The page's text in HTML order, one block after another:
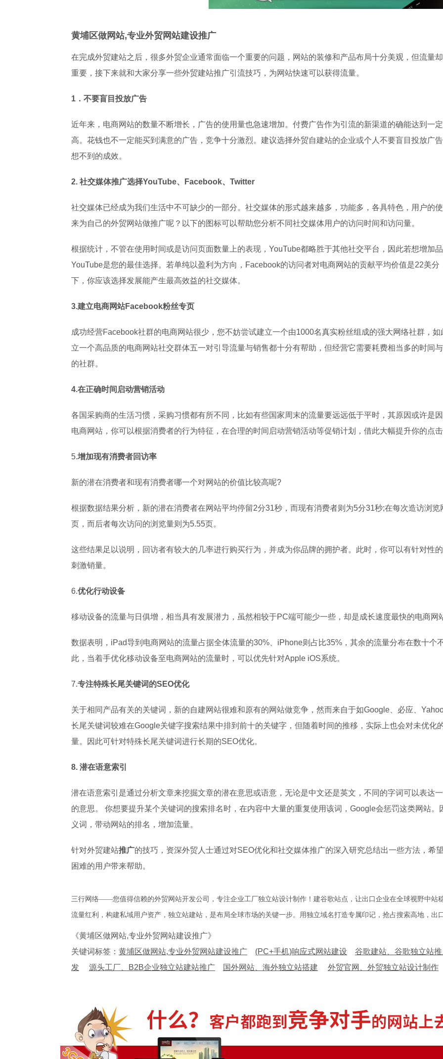
黄埔区做网站,专业外贸网站建设推广
在完成外贸建站之后，很多外贸企业通常面临一个重要的问题，网站的装修和产品布局十分美观，但流量
重要，接下来就和大家分享一些外贸建站推广引流技巧，为网站快速可以获得流量。
1．不要盲目投放广告
近年来，电商网站的数量不断增长，广告的使用量也急速增加。付费广告作为引流的新渠道的确能达到一
高。花钱也不一定能买到满意的广告，竞争十分激烈。建议选择外贸自建站的企业或个人不要盲目投放广
想不到的成效。
2. 社交媒体推广选择YouTube、Facebook、Twitter
社交媒体已经成为我们生活中不可缺少的一部分。社交媒体的形式越来越多，功能多，各具特色，用户的
来为自己的外贸网站做推广呢？以下的图标可以帮助您分析不同社交媒体用户的访问时间和访问量。
根据统计，不管在使用时间或是访问页面数量上的表现，YouTube都略胜于其他社交平台，因此若想增加
YouTube是您的最佳选择。若单纯以盈利为方向，Facebook的访问者对电商网站的贡献平均价值是22美
下，你应该选择发展能产生最高效益的社交媒体。
3.建立电商网站Facebook粉丝专页
成功经营Facebook社群的电商网站很少，您不妨尝试建立一个由1000名真实粉丝组成的强大网络社群，
立一个高品质的电商网站社交群体五一对引导流量与销售都十分有帮助，但经营它需要耗费相当多的时间
的社群。
4.在正确时间启动营销活动
各国采购商的生活习惯，采购习惯都有所不同，比如有些国家周末的流量要远远低于平时，其原因或许是
电商网站，你可以根据消费者的行为特征，在合理的时间启动营销活动等促销计划，借此大幅提升你的点
5.增加现有消费者回访率
新的潜在消费者和现有消费者哪一个对网站的价值比较高呢?
根据数据结果分析，新的潜在消费者在网站平均停留2分31秒，而现有消费者则为5分31秒;在每次造访浏
页，而后者每次访问的浏览量则为5.55页。
这些结果足以说明，回访者有较大的几率进行购买行为，并成为你品牌的拥护者。此时，你可以有针对性
刺激销量。
6.优化行动设备
移动设备的流量与日俱增，相当具有发展潜力，虽然相较于PC端可能少一些，却是成长速度最快的电商网
数据表明，iPad导到电商网站的流量占据全体流量的30%、iPhone则占比35%，其余的流量分布在数十个
此，当着手优化移动设备至电商网站的流量时，可以优先针对Apple iOS系统。
7.专注特殊长尾关键词的SEO优化
关于相同产品有关的关键词，新的自建网站很难和原有的网站做竞争，然而来自于如Google、必应、
长尾关键词较难在Google关键字搜索结果中排到前十的关键字，但随着时间的推移，实际上也会对未优化
量。因此可针对特殊长尾关键词进行长期的SEO优化。
8. 潜在语意索引
潜在语意索引是通过分析文章来挖掘文章的潜在意思或语意，无论是中文还是英文，不同的字词可以表达
的意思。 你想要提升某个关键词的搜索排名时，在内容中大量的重复使用该词，Google会惩罚这类网站
义词，带动网站的排名，增加流量。
针对外贸建站推广的技巧，资深外贸人士通过对SEO优化和社交媒体推广的深入研究总结出一些方法，希
困难的用户带来帮助。
三行网络——您值得信赖的外贸网站开发公司，专注企业工厂独立站设计制作！建谷歌站点，让出口企业在全球视野中站
流量红利，构建私域用户资产，独立站建站，是布局全球市场的关键一步。用独立域名打造专属印记，抢占搜索高地，出
《黄埔区做网站,专业外贸网站建设推广》
关键词标签： 黄埔区做网站,专业外贸网站建设推广 (PC+手机)响应式网站建设
谷歌建站、谷歌独立站
发
源头工厂、B2B企业独立站建站推广 国外网站、海外独立站搭建 外贸官网、外贸独立站设计制作